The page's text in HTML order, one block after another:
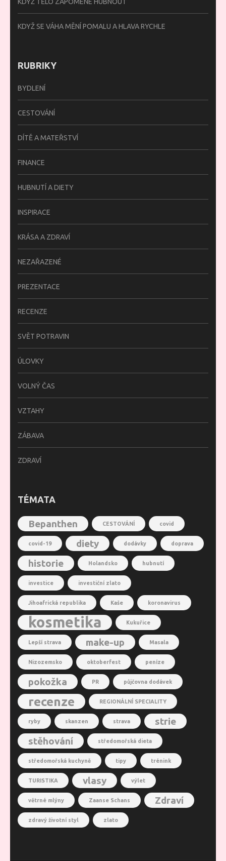
KDYŽ SE VÁHA MĚNÍ POMALU A HLAVA RYCHLE
RUBRIKY
BYDLENÍ
CESTOVÁNÍ
DÍTĚ A MATEŘSTVÍ
FINANCE
HUBNUTÍ A DIETY
INSPIRACE
KRÁSA A ZDRAVÍ
NEZAŘAZENÉ
PREZENTACE
RECENZE
SVĚT POTRAVIN
ÚLOVKY
VOLNÝ ČAS
VZTAHY
ZÁBAVA
ZDRAVÍ
TÉMATA
Bepanthen CESTOVÁNÍ covid
covid-19 diety dodávky doprava
historie Holandsko hubnutí
investice investiční zlato
Jihoafrická republika Kaše koronavirus
kosmetika Kukuřice
Lepší strava make-up Masala
Nizozemsko oktoberfest peníze
pokožka PR půjčovna dodávek
recenze REGIONÁLNÍ SPECIALITY
ryby skanzen strava
strie
stěhování
středomořská dieta
středomořská kuchyně tipy trénink
TURISTIKA vlasy výlet
větrné mlýny Zaanse Schans Zdraví
zdravý životní styl zlato